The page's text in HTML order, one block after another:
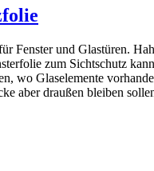
Fenster und Glastüren.
zum Sichtschutz
wo Glaselemente
aber draußen bleiben